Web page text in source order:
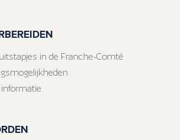
in de Franche-Comté